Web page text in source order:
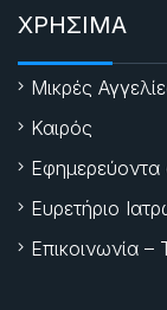
ΧΡΗΣΙΜΑ
Μικρές
Καιρός
Εφημερεύοντα
Ευρετήριο
Επικοινωνία